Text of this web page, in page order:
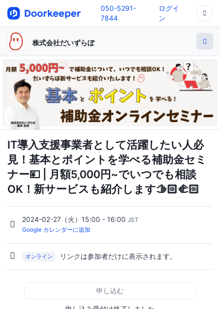
050-5291-
7844
ログイ
ン
株式会社だいずらぼ
IT導入支援事業者として活躍したい人必
見！基本とポイントを学べる補助金セミ
ナー💴 | 月額5,000円~でいつでも相談
OK！新サービスも紹介します🫱🏻‍🫲🏻
2024-02-27（火）15:00 - 16:00 JST
Google カレンダーに追加
オンライン リンクは参加者だけに表示されます。
申し込む